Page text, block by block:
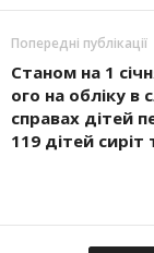
Попередні публікації
Станом на 1
ого на обліку в
справах дітей
119 дітей сиріт